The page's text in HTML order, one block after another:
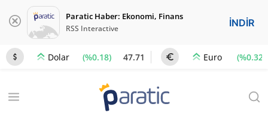
Paratic Haber: Ekonomi, Finans
RSS Interactive İNDİR
Dolar (%0.18) 47.71 Euro (%0.32)